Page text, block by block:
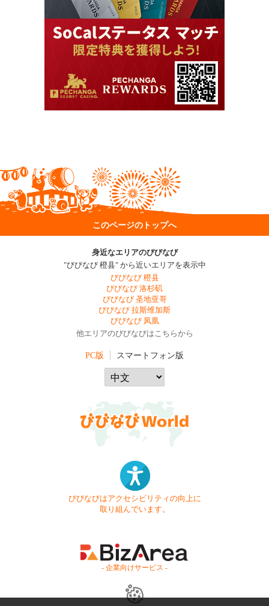
このページのトップへ
身近なエリアのびびなび
"びびなび 橙县" から近いエリアを表示中
びびなび 橙县
びびなび 洛杉矶
びびなび 圣地亚哥
びびなび 拉斯维加斯
びびなび 凤凰
他エリアのびびなびはこちらから
PC版 スマートフォン版
びびなびはアクセシビリティの向上に
取り組んでいます。
- 企業向けサービス -